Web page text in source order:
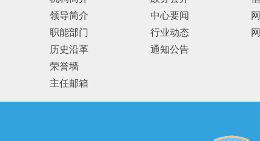
领导简介
职能部门
历史沿革
荣誉墙
主任邮箱
中心要闻
行业动态
通知公告